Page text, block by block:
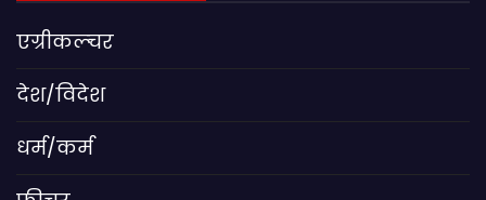
एग्रीकल्चर
देश/विदेश
धर्म/कर्म